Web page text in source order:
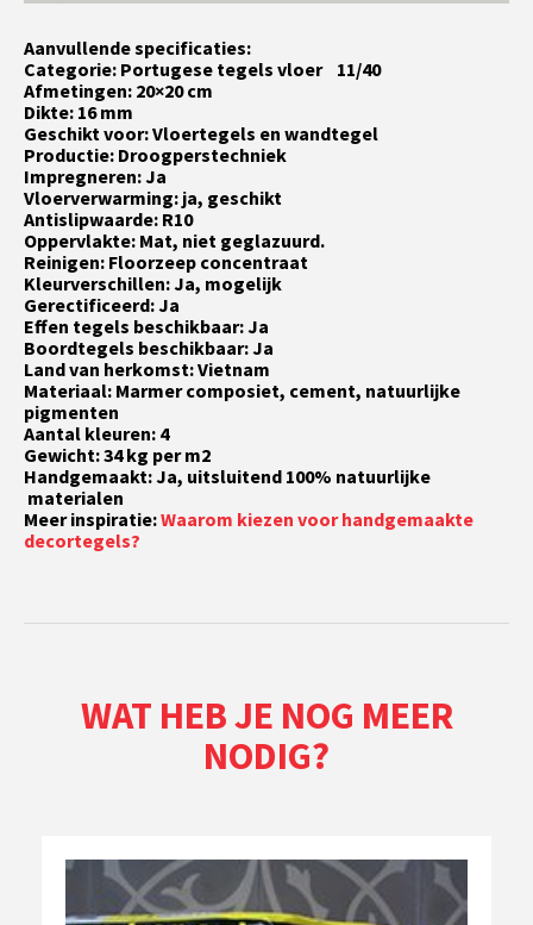
Aanvullende specificaties:
Categorie: Portugese tegels vloer 11/40
Afmetingen: 20×20 cm
Dikte: 16 mm
Geschikt voor: Vloertegels en wandtegel
Productie: Droogperstechniek
Impregneren: Ja
Vloerverwarming: ja, geschikt
Antislipwaarde: R10
Oppervlakte: Mat, niet geglazuurd.
Reinigen: Floorzeep concentraat
Kleurverschillen: Ja, mogelijk
Gerectificeerd: Ja
Effen tegels beschikbaar: Ja
Boordtegels beschikbaar: Ja
Land van herkomst: Vietnam
Materiaal: Marmer composiet, cement, natuurlijke
pigmenten
Aantal kleuren: 4
Gewicht: 34 kg per m2
Handgemaakt: Ja, uitsluitend 100% natuurlijke
materialen
Meer inspiratie:Waarom kiezen voor handgemaakte
decortegels?
WAT HEB JE NOG MEER
NODIG?